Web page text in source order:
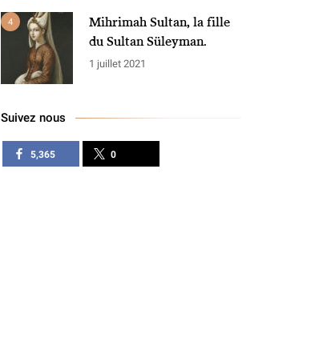
4
Mihrimah Sultan, la fille
du Sultan Süleyman.
1 juillet 2021
Suivez nous
5,365 0